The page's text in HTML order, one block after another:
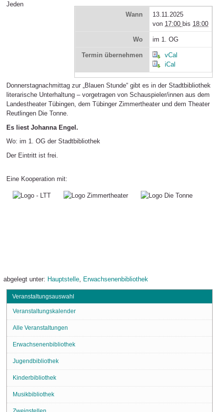
Wann
13.11.2025
von 17:00 bis 18:00
Wo im 1. OG
Termin übernehmen
vCal
iCal
Jeden
Donnerstagnachmittag zur „Blauen Stunde“ gibt es in der Stadtbibliothek
literarische Unterhaltung – vorgetragen von Schauspieler/innen aus dem
Landestheater Tübingen, dem Tübinger Zimmertheater und dem Theater
Reutlingen Die Tonne.
Es liest Johanna Engel.
Wo: im 1. OG der Stadtbibliothek
Der Eintritt ist frei.
Eine Kooperation mit:
abgelegt unter: Hauptstelle, Erwachsenenbibliothek
Veranstaltungsauswahl
Veranstaltungskalender
Alle Veranstaltungen
Erwachsenenbibliothek
Jugendbibliothek
Kinderbibliothek
Musikbibliothek